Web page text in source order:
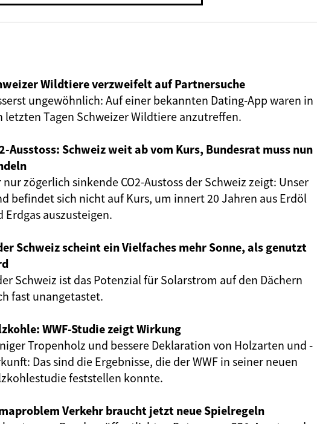
Wildtiere verzweifelt auf Partnersuche
ungewöhnlich: Auf einer bekannten Dating-App waren in
letzten Tagen Schweizer Wildtiere anzutreffen.
Ausstoss: Schweiz weit ab vom Kurs, Bundesrat muss nun
nur zögerlich sinkende CO2-Austoss der Schweiz zeigt: Unser
befindet sich nicht auf Kurs, um innert 20 Jahren aus Erdöl
Erdgas auszusteigen.
Schweiz scheint ein Vielfaches mehr Sonne, als genutzt
Schweiz ist das Potenzial für Solarstrom auf den Dächern
fast unangetastet.
WWF-Studie zeigt Wirkung
Tropenholz und bessere Deklaration von Holzarten und -
Das sind die Ergebnisse, die der WWF in seiner neuen
feststellen konnte.
Verkehr braucht jetzt neue Spielregeln